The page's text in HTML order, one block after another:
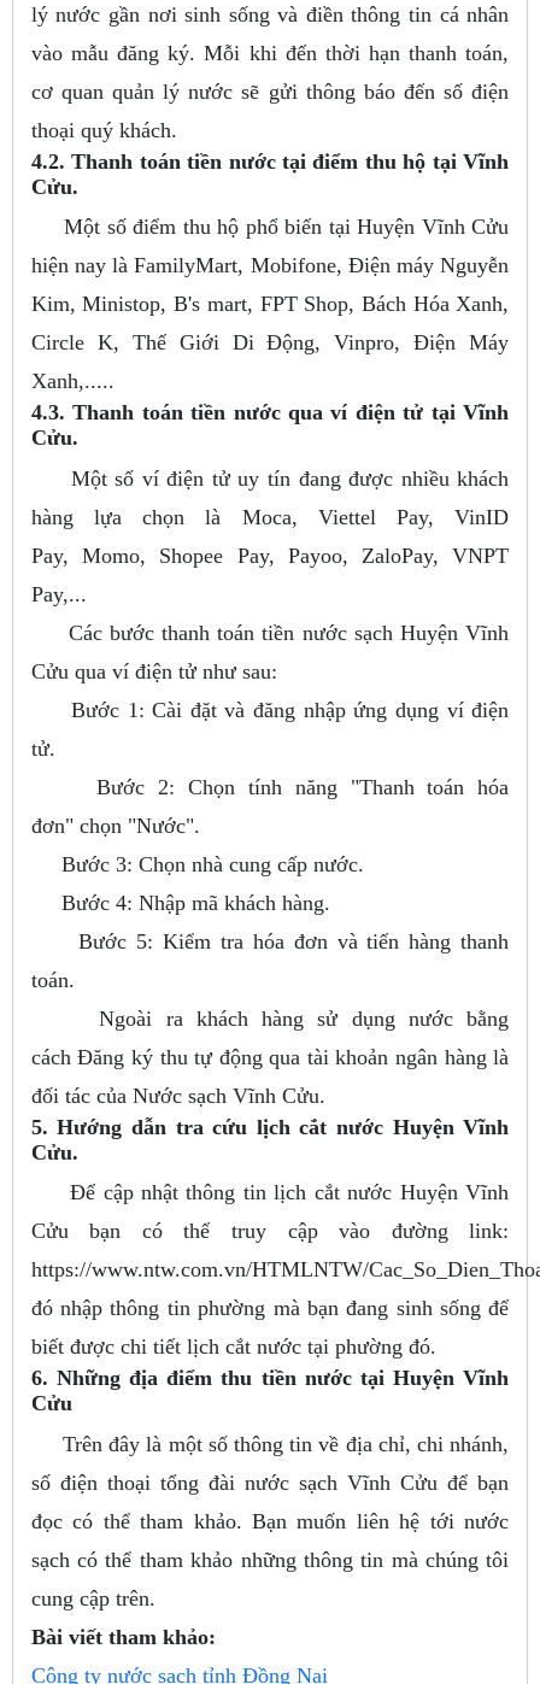
lý nước gần nơi sinh sống và điền thông tin cá nhân
vào mẫu đăng ký. Mỗi khi đến thời hạn thanh toán,
cơ quan quản lý nước sẽ gửi thông báo đến số điện
thoại quý khách.
4.2. Thanh toán tiền nước tại điểm thu hộ tại Vĩnh
Cửu.
Một số điểm thu hộ phổ biến tại Huyện Vĩnh Cửu
hiện nay là FamilyMart, Mobifone, Điện máy Nguyễn
Kim, Ministop, B's mart, FPT Shop, Bách Hóa Xanh,
Circle K, Thế Giới Di Động, Vinpro, Điện Máy
Xanh,.....
4.3. Thanh toán tiền nước qua ví điện tử tại Vĩnh
Cửu.
Một số ví điện tử uy tín đang được nhiều khách
hàng lựa chọn là Moca, Viettel Pay, VinID
Pay, Momo, Shopee Pay, Payoo, ZaloPay, VNPT
Pay,...
Các bước thanh toán tiền nước sạch Huyện Vĩnh
Cửu qua ví điện tử như sau:
Bước 1: Cài đặt và đăng nhập ứng dụng ví điện
tử.
Bước 2: Chọn tính năng "Thanh toán hóa
đơn" chọn "Nước".
Bước 3: Chọn nhà cung cấp nước.
Bước 4: Nhập mã khách hàng.
Bước 5: Kiểm tra hóa đơn và tiến hàng thanh
toán.
Ngoài ra khách hàng sử dụng nước bằng
cách Đăng ký thu tự động qua tài khoản ngân hàng là
đối tác của Nước sạch Vĩnh Cửu.
5. Hướng dẫn tra cứu lịch cắt nước Huyện Vĩnh
Cửu.
Để cập nhật thông tin lịch cắt nước Huyện Vĩnh
Cửu bạn có thể truy cập vào đường link:
https://www.ntw.com.vn/HTMLNTW/
đó nhập thông tin phường mà bạn đang sinh sống để
biết được chi tiết lịch cắt nước tại phường đó.
6. Những địa điểm thu tiền nước tại Huyện Vĩnh
Cửu
Trên đây là một số thông tin về địa chỉ, chi nhánh,
số điện thoại tổng đài nước sạch Vĩnh Cửu để bạn
đọc có thể tham khảo. Bạn muốn liên hệ tới nước
sạch có thể tham khảo những thông tin mà chúng tôi
cung cập trên.
Bài viết tham khảo:
Công ty nước sạch tỉnh Đồng Nai